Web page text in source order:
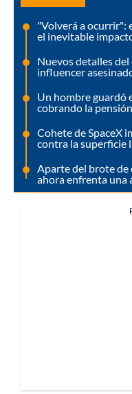
"Volverá a ocurrir":
el inevitable
Nuevos detalles
influencer
Un hombre guardó
cobrando la
Cohete de SpaceX
contra la superficie
Aparte del brote de
ahora enfrenta una